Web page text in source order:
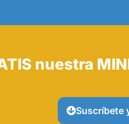
nuestra
Suscríbete